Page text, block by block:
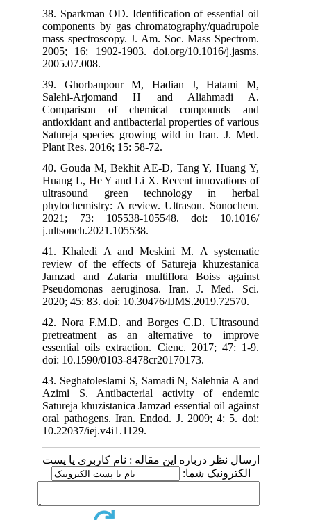
38. Sparkman OD. Identification of essential oil
components by gas chromatography/quadrupole
mass spectroscopy. J. Am. Soc. Mass Spectrom.
2005; 16: 1902-1903. doi.org/10.1016/j.jasms.
2005.07.008.
39. Ghorbanpour M, Hadian J, Hatami M,
Salehi-Arjomand H and Aliahmadi A.
Comparison of chemical compounds and
antioxidant and antibacterial properties of various
Satureja species growing wild in Iran. J. Med.
Plant Res. 2016; 15: 58-72.
40. Gouda M, Bekhit AE-D, Tang Y, Huang Y,
Huang L, He Y and Li X. Recent innovations of
ultrasound green technology in herbal
phytochemistry: A review. Ultrason. Sonochem.
2021; 73: 105538-105548. doi: 10.1016/
j.ultsonch.2021.105538.
41. Khaledi A and Meskini M. A systematic
review of the effects of Satureja khuzestanica
Jamzad and Zataria multiflora Boiss against
Pseudomonas aeruginosa. Iran. J. Med. Sci.
2020; 45: 83. doi: 10.30476/IJMS.2019.72570.
42. Nora F.M.D. and Borges C.D. Ultrasound
pretreatment as an alternative to improve
essential oils extraction. Cienc. 2017; 47: 1-9.
doi: 10.1590/0103-8478cr20170173.
43. Seghatoleslami S, Samadi N, Salehnia A and
Azimi S. Antibacterial activity of endemic
Satureja khuzistanica Jamzad essential oil against
oral pathogens. Iran. Endod. J. 2009; 4: 5. doi:
10.22037/iej.v4i1.1129.
ارسال نظر درباره این مقاله : نام کاربری یا پست
الکترونیک شما: